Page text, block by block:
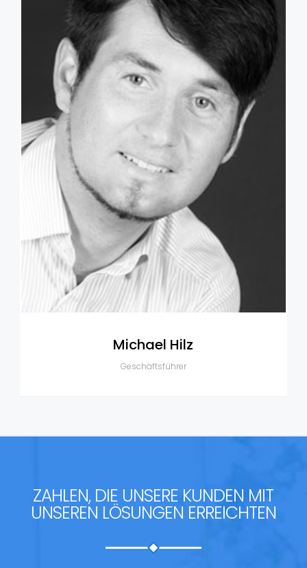
Michael Hilz
Geschäftsführer
ZAHLEN, DIE UNSERE KUNDEN MIT
UNSEREN LÖSUNGEN ERREICHTEN